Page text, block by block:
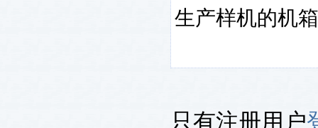
生产样机的机
只有注册用户